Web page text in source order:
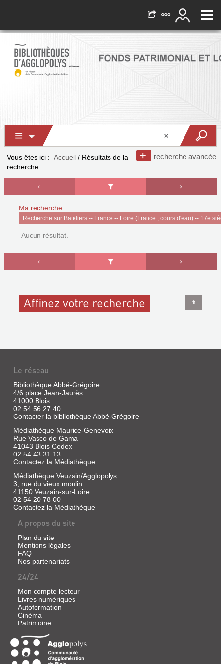
recherche avancée
Vous êtes ici : Accueil / Résultats de la
recherche
Ma recherche :
Recherche sur Bateliers -- France -- Loire (France ; cours d'eau) -- 17e
Aucun résultat.
Affinez votre recherche
Le réseau
Bibliothèque Abbé-Grégoire
4/6 place Jean-Jaurès
41000 Blois
02 54 56 27 40
Contacter la bibliothèque Abbé-Grégoire
Médiathèque Maurice-Genevoix
Rue Vasco de Gama
41043 Blois Cedex
02 54 43 31 13
Contactez la Médiathèque
Médiathèque Veuzain/Agglopolys
3, rue du vieux moulin
41150 Veuzain-sur-Loire
02 54 20 78 00
Contactez la Médiathèque
A propos du site
Plan du site
Mentions légales
FAQ
Nos partenariats
24/24
Mon compte lecteur
Livres numériques
Autoformation
Cinéma
Patrimoine